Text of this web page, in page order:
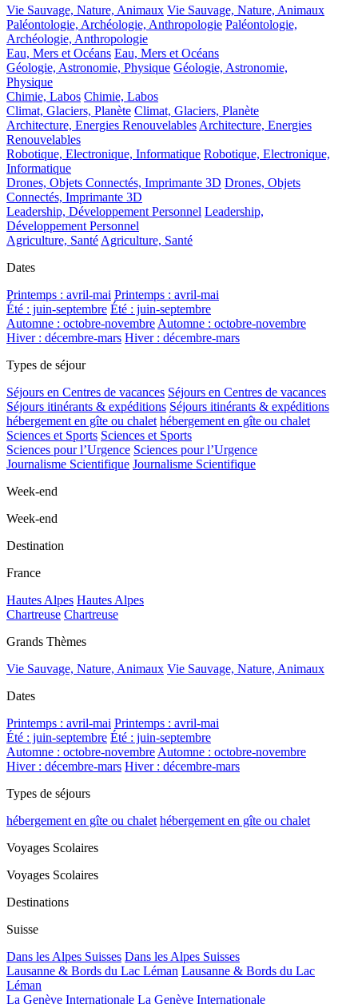
Vie Sauvage, Nature, Animaux Vie Sauvage, Nature, Animaux
Paléontologie, Archéologie, Anthropologie Paléontologie,
Archéologie, Anthropologie
Eau, Mers et Océans Eau, Mers et Océans
Géologie, Astronomie, Physique Géologie, Astronomie,
Physique
Chimie, Labos Chimie, Labos
Climat, Glaciers, Planète Climat, Glaciers, Planète
Architecture, Energies Renouvelables Architecture, Energies
Renouvelables
Robotique, Electronique, Informatique Robotique, Electronique,
Informatique
Drones, Objets Connectés, Imprimante 3D Drones, Objets
Connectés, Imprimante 3D
Leadership, Développement Personnel Leadership,
Développement Personnel
Agriculture, Santé Agriculture, Santé
Dates
Printemps : avril-mai Printemps : avril-mai
Été : juin-septembre Été : juin-septembre
Automne : octobre-novembre Automne : octobre-novembre
Hiver : décembre-mars Hiver : décembre-mars
Types de séjour
Séjours en Centres de vacances Séjours en Centres de vacances
Séjours itinérants & expéditions Séjours itinérants & expéditions
hébergement en gîte ou chalet hébergement en gîte ou chalet
Sciences et Sports Sciences et Sports
Sciences pour l’Urgence Sciences pour l’Urgence
Journalisme Scientifique Journalisme Scientifique
Week-end
Week-end
Destination
France
Hautes Alpes Hautes Alpes
Chartreuse Chartreuse
Grands Thèmes
Vie Sauvage, Nature, Animaux Vie Sauvage, Nature, Animaux
Dates
Printemps : avril-mai Printemps : avril-mai
Été : juin-septembre Été : juin-septembre
Automne : octobre-novembre Automne : octobre-novembre
Hiver : décembre-mars Hiver : décembre-mars
Types de séjours
hébergement en gîte ou chalet hébergement en gîte ou chalet
Voyages Scolaires
Voyages Scolaires
Destinations
Suisse
Dans les Alpes Suisses Dans les Alpes Suisses
Lausanne & Bords du Lac Léman Lausanne & Bords du Lac
Léman
La Genève Internationale La Genève Internationale